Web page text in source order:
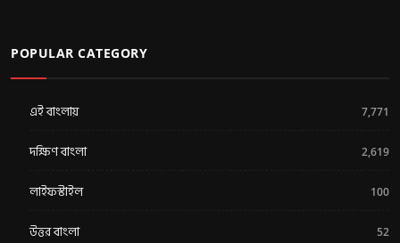
POPULAR CATEGORY
এই বাংলায় 7,771
দক্ষিণ বাংলা 2,619
লাইফস্টাইল 100
উত্তর বাংলা 52